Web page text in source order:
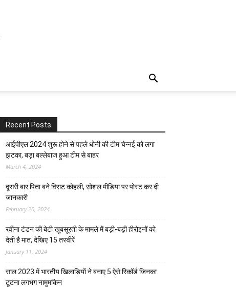
Recent Posts
आईपीएल 2024 शुरू होने से पहले धोनी की टीम चेन्नई को लगा
झटका, बड़ा बल्लेबाज हुआ टीम से बाहर
March 4, 2024
दूसरी बार‌ पिता बने विराट कोहली, सोशल मीडिया पर पोस्ट कर दी‌
जानकारी
February 20, 2024
रवीना टंडन की बेटी खूबसूरती के मामले में बड़ी-बड़ी हीरोइनों को
देती है मात, देखिए 15 तस्वीरें
January 11, 2024
साल 2023 में भारतीय खिलाड़ियों ने बनाए 5 ऐसे रिकॉर्ड जिनका
टूटना लगभग नामुमकिन